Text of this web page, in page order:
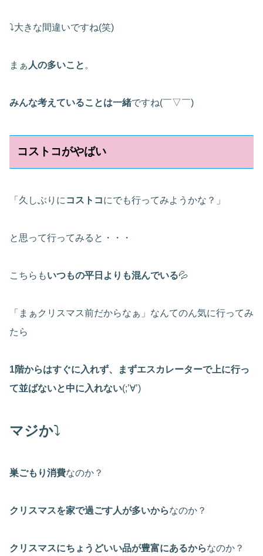
⤵大きな間違いですね(笑)
まぁ 人の多いこと。
みんな考えていることは一緒ですね(￣▽￣)
コストコがやばい
「久しぶりに コストコにでも行ってみようかな？」
と思って行ってみると・・・
こちらもいつもの平日よりも混んでいる💦
「まぁクリスマス前だからなぁ」なんてのん気に行ってみ
たら
1階からはすぐに入れず、まずエスカレーターで上に行っ
て並ばないと中に入れない(;’∀’)
マジか⤵
巣ごもり消費なのか？
クリスマスを家で過ごす人が多いからなのか？
クリスマスにちょうどいい品が豊富にあるからなのか？